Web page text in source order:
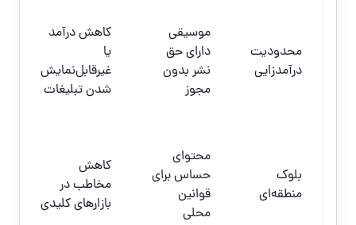
محدودیت
درآمدزایی
موسیقی
دارای حق
نشر بدون
مجوز
کاهش درآمد
یا
غیرقابل‌نمایش
شدن تبلیغات
بلوک
منطقه‌ای
محتوای
حساس برای
قوانین
محلی
کاهش
مخاطب در
بازارهای کلیدی